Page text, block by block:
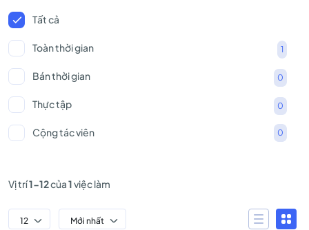
Tất cả
Toàn thời gian 1
Bán thời gian 0
Thực tập 0
Cộng tác viên 0
Vị trí1-12của1việc làm
12 Mới nhất